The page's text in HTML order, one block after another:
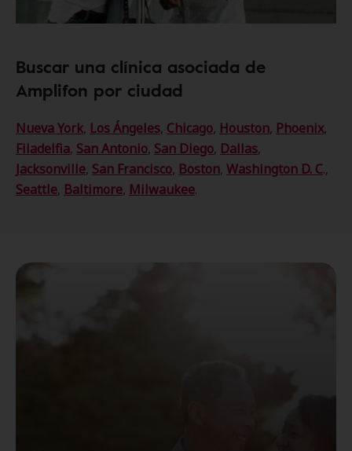
Buscar una clínica asociada de
Amplifon por ciudad
Nueva York, Los Ángeles, Chicago, Houston, Phoenix,
Filadelfia, San Antonio, San Diego, Dallas,
Jacksonville, San Francisco, Boston, Washington D. C.,
Seattle, Baltimore, Milwaukee.